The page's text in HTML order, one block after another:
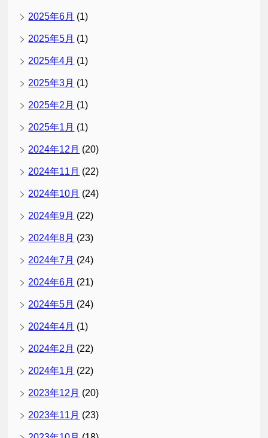
2025年6月 (1)
2025年5月 (1)
2025年4月 (1)
2025年3月 (1)
2025年2月 (1)
2025年1月 (1)
2024年12月 (20)
2024年11月 (22)
2024年10月 (24)
2024年9月 (22)
2024年8月 (23)
2024年7月 (24)
2024年6月 (21)
2024年5月 (24)
2024年4月 (1)
2024年2月 (22)
2024年1月 (22)
2023年12月 (20)
2023年11月 (23)